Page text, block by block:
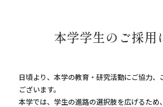
本学学生のご採用
日頃より、本学の教育・研究活動にご協力、
ございます。
本学では、学生の進路の選択肢を広げるため